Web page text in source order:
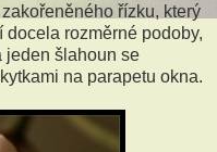
řízku, který
docela rozměrné podoby,
jeden šlahoun se
na parapetu okna.